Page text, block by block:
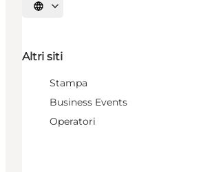
Seleziona la lingua
Altri siti
Stampa
Business Events
Operatori